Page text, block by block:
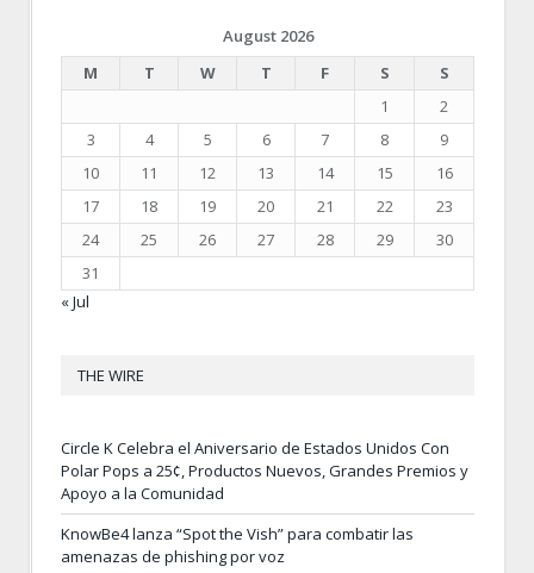
August 2026
M
T W T F S
S
1
2
3
4 5 6 7 8
9
10
11 12 13 14 15
16
17
18 19 20 21 22
23
24
25 26 27 28 29
30
31
« Jul
THE WIRE
Circle K Celebra el Aniversario de Estados Unidos Con
Polar Pops a 25¢, Productos Nuevos, Grandes Premios y
Apoyo a la Comunidad
KnowBe4 lanza “Spot the Vish” para combatir las
amenazas de phishing por voz